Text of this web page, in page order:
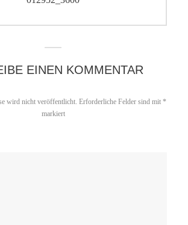
EINEN KOMMENTAR
wird nicht veröffentlicht. Erforderliche Felder sind mit *
markiert